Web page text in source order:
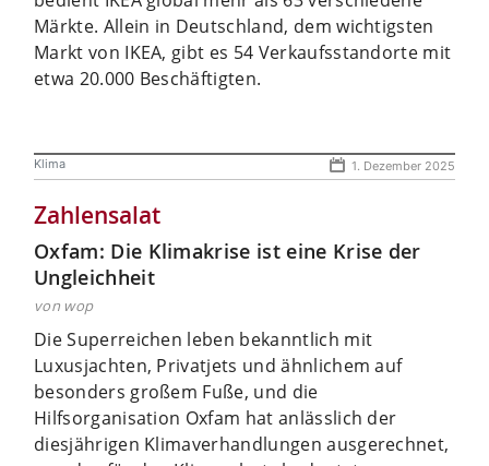
Märkte. Allein in Deutschland, dem wichtigsten
Markt von IKEA, gibt es 54 Verkaufsstandorte mit
etwa 20.000 Beschäftigten.
Klima 1. Dezember 2025
Zahlensalat
Oxfam: Die Klimakrise ist eine Krise der
Ungleichheit
von wop
Die Superreichen leben bekanntlich mit
Luxusjachten, Privatjets und ähnlichem auf
besonders großem Fuße, und die
Hilfsorganisation Oxfam hat anlässlich der
diesjährigen Klimaverhandlungen ausgerechnet,